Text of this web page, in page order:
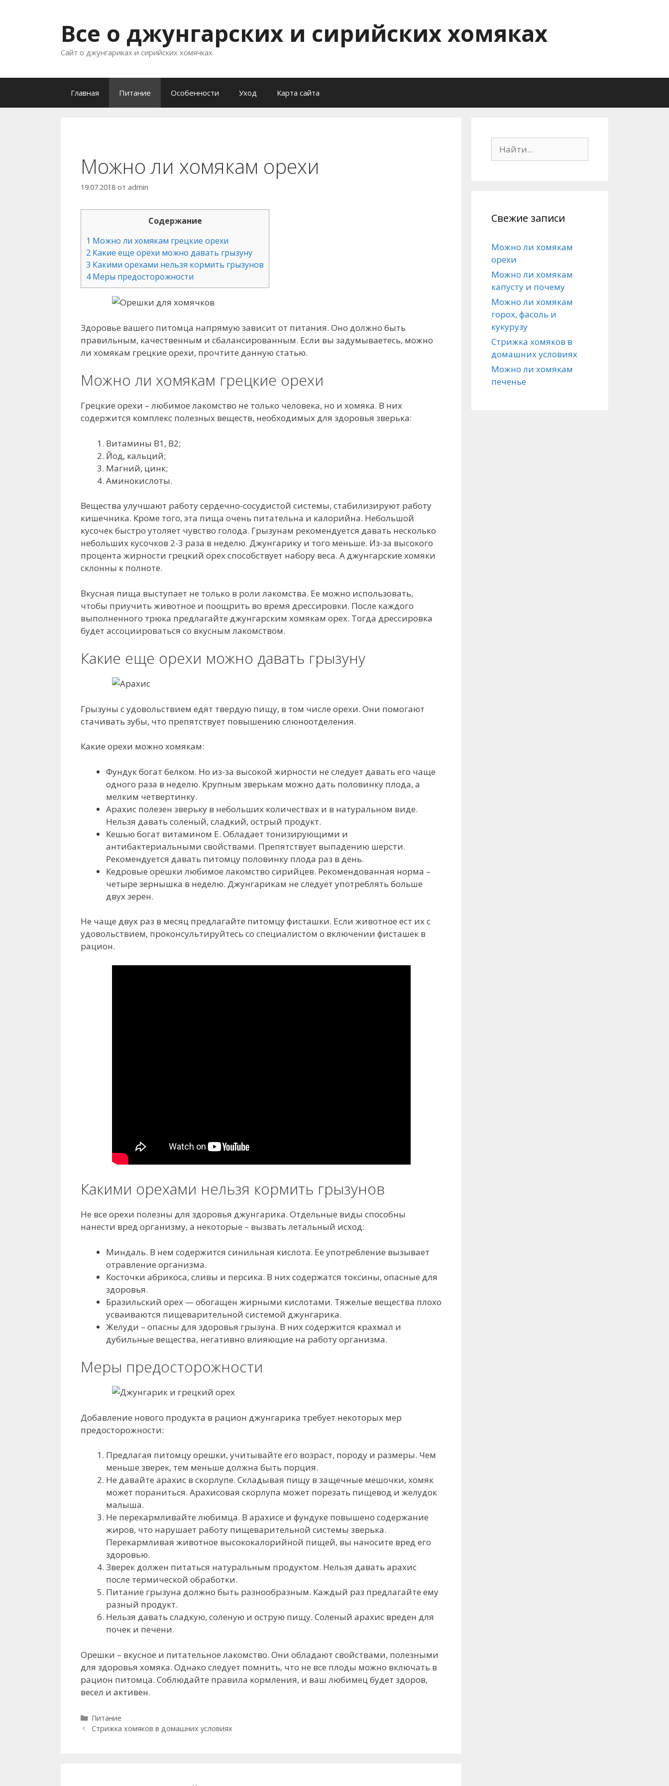
Все о джунгарских и сирийских хомяках
Сайт о джунгариках и сирийских хомячках
Главная Питание Особенности Уход Карта сайта
Можно ли хомякам орехи
19.07.2018 от admin
Содержание
1 Можно ли хомякам грецкие орехи
2 Какие еще орехи можно давать грызуну
3 Какими орехами нельзя кормить грызунов
4Меры предосторожности
Здоровье вашего питомца напрямую зависит от питания. Оно должно быть
правильным, качественным и сбалансированным. Если вы задумываетесь, можно
ли хомякам грецкие орехи, прочтите данную статью.
Можно ли хомякам грецкие орехи
Грецкие орехи – любимое лакомство не только человека, но и хомяка. В них
содержится комплекс полезных веществ, необходимых для здоровья зверька:
Витамины B1, B2;
Йод, кальций;
Магний, цинк;
Аминокислоты.
Вещества улучшают работу сердечно-сосудистой системы, стабилизируют работу
кишечника. Кроме того, эта пища очень питательна и калорийна. Небольшой
кусочек быстро утоляет чувство голода. Грызунам рекомендуется давать несколько
небольших кусочков 2-3 раза в неделю. Джунгарику и того меньше. Из-за высокого
процента жирности грецкий орех способствует набору веса. А джунгарские хомяки
склонны к полноте.
Вкусная пища выступает не только в роли лакомства. Ее можно использовать,
чтобы приучить животное и поощрить во время дрессировки. После каждого
выполненного трюка предлагайте джунгарским хомякам орех. Тогда дрессировка
будет ассоциироваться со вкусным лакомством.
Какие еще орехи можно давать грызуну
Грызуны с удовольствием едят твердую пищу, в том числе орехи. Они помогают
стачивать зубы, что препятствует повышению слюноотделения.
Какие орехи можно хомякам:
Фундук богат белком. Но из-за высокой жирности не следует давать его чаще
одного раза в неделю. Крупным зверькам можно дать половинку плода, а
мелким четвертинку.
Арахис полезен зверьку в небольших количествах и в натуральном виде.
Нельзя давать соленый, сладкий, острый продукт.
Кешью богат витамином E. Обладает тонизирующими и
антибактериальными свойствами. Препятствует выпадению шерсти.
Рекомендуется давать питомцу половинку плода раз в день.
Кедровые орешки любимое лакомство сирийцев. Рекомендованная норма –
четыре зернышка в неделю. Джунгарикам не следует употреблять больше
двух зерен.
Не чаще двух раз в месяц предлагайте питомцу фисташки. Если животное ест их с
удовольствием, проконсультируйтесь со специалистом о включении фисташек в
рацион.
Какими орехами нельзя кормить грызунов
Не все орехи полезны для здоровья джунгарика. Отдельные виды способны
нанести вред организму, а некоторые – вызвать летальный исход:
Миндаль. В нем содержится синильная кислота. Ее употребление вызывает
отравление организма.
Косточки абрикоса, сливы и персика. В них содержатся токсины, опасные для
здоровья.
Бразильский орех — обогащен жирными кислотами. Тяжелые вещества плохо
усваиваются пищеварительной системой джунгарика.
Желуди – опасны для здоровья грызуна. В них содержится крахмал и
дубильные вещества, негативно влияющие на работу организма.
Меры предосторожности
Добавление нового продукта в рацион джунгарика требует некоторых мер
предосторожности:
Предлагая питомцу орешки, учитывайте его возраст, породу и размеры. Чем
меньше зверек, тем меньше должна быть порция.
Не давайте арахис в скорлупе. Складывая пищу в защечные мешочки, хомяк
может пораниться. Арахисовая скорлупа может порезать пищевод и желудок
малыша.
Не перекармливайте любимца. В арахисе и фундуке повышено содержание
жиров, что нарушает работу пищеварительной системы зверька.
Перекармливая животное высококалорийной пищей, вы наносите вред его
здоровью.
Зверек должен питаться натуральным продуктом. Нельзя давать арахис
после термической обработки.
Питание грызуна должно быть разнообразным. Каждый раз предлагайте ему
разный продукт.
Нельзя давать сладкую, соленую и острую пищу. Соленый арахис вреден для
почек и печени.
Орешки – вкусное и питательное лакомство. Они обладают свойствами, полезными
для здоровья хомяка. Однако следует помнить, что не все плоды можно включать в
рацион питомца. Соблюдайте правила кормления, и ваш любимец будет здоров,
весел и активен.
Р
у
Питание
Н
Стрижка хомяков в домашних условиях
Свежие записи
Можно ли хомякам
орехи
Можно ли хомякам
капусту и почему
Можно ли хомякам
горох, фасоль и
кукурузу
Стрижка хомяков в
домашних условиях
Можно ли хомякам
печенье